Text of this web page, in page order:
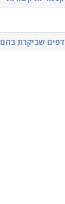
דפים שביקרת בהם